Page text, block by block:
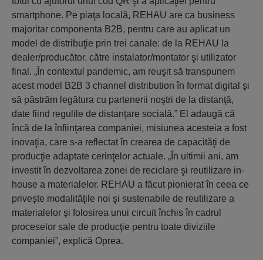
smartphone. Pe piaţa locală, REHAU are ca business
majoritar componenta B2B, pentru care au aplicat un
model de distribuţie prin trei canale: de la REHAU la
dealer/producător, către instalator/montator şi utilizator
final. „În contextul pandemic, am reuşit să transpunem
acest model B2B 3 channel distribution în format digital şi
să păstrăm legătura cu partenerii noştri de la distanţă,
date fiind regulile de distanţare socială.” El adaugă că
încă de la înfiinţarea companiei, misiunea acesteia a fost
inovaţia, care s-a reflectat în crearea de capacităţi de
producţie adaptate cerinţelor actuale. „În ultimii ani, am
investit în dezvoltarea zonei de reciclare şi reutilizare in-
house a materialelor. REHAU a făcut pionierat în ceea ce
priveşte modalităţile noi şi sustenabile de reutilizare a
materialelor şi folosirea unui circuit închis în cadrul
proceselor sale de producţie pentru toate diviziile
companiei”, explică Oprea.